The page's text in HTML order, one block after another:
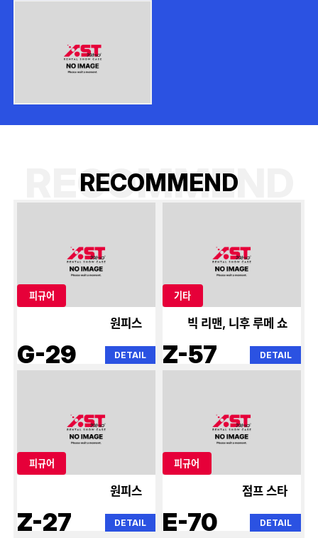
RECOMMEND
RECOMMEND
피규어
원피스
G-29 DETAIL
기타
빅 리맨, 니후 루메 쇼
Z-57 DETAIL
피규어
원피스
Z-27 DETAIL
피규어
점프 스타
E-70 DETAIL